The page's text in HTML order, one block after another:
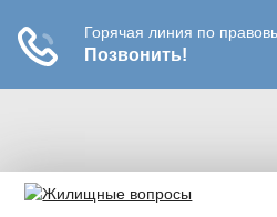
РЕКЛАМА